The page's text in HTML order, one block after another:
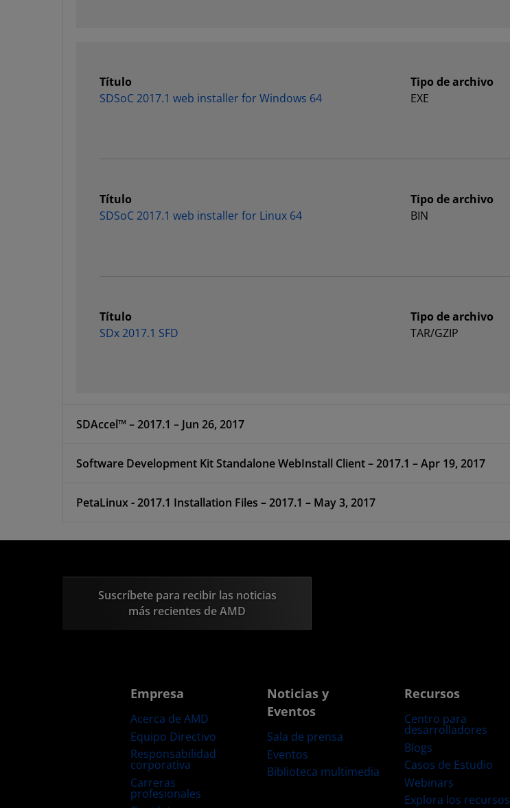
Título
SDSoC 2017.1 web installer for Windows 64
Tipo de archivo
EXE
Título
SDSoC 2017.1 web installer for Linux 64
Tipo de archivo
BIN
Título
SDx 2017.1 SFD
Tipo de archivo
TAR/GZIP
SDAccel™ – 2017.1 – Jun 26, 2017
Software Development Kit Standalone WebInstall Client – 2017.1 – Apr 19, 2017
PetaLinux - 2017.1 Installation Files – 2017.1 – May 3, 2017
Suscríbete para recibir las noticias
más recientes de AMD
Empresa
Acerca de AMD
Equipo Directivo
Responsabilidad
corporativa
Carreras
profesionales
Noticias y
Eventos
Sala de prensa
Eventos
Biblioteca multimedia
Recursos
Centro para
desarrolladores
Blogs
Casos de Estudio
Webinars
Explora los recursos